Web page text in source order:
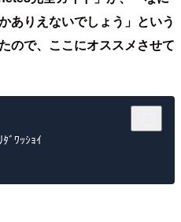
ありえないでしょう」という
ので、ここにオススメさせて
ﾜｯｼｮｲ